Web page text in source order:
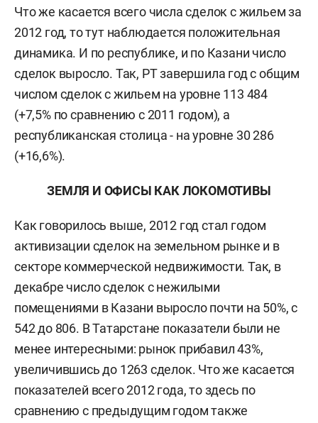
Что же касается всего числа сделок с жильем за
2012 год, то тут наблюдается положительная
динамика. И по республике, и по Казани число
сделок выросло. Так, РТ завершила год с общим
числом сделок с жильем на уровне 113 484
(+7,5% по сравнению с 2011 годом), а
республиканская столица - на уровне 30 286
(+16,6%).
ЗЕМЛЯ И ОФИСЫ КАК ЛОКОМОТИВЫ
Как говорилось выше, 2012 год стал годом
активизации сделок на земельном рынке и в
секторе коммерческой недвижимости. Так, в
декабре число сделок с нежилыми
помещениями в Казани выросло почти на 50%, с
542 до 806. В Татарстане показатели были не
менее интересными: рынок прибавил 43%,
увеличившись до 1263 сделок. Что же касается
показателей всего 2012 года, то здесь по
сравнению с предыдущим годом также